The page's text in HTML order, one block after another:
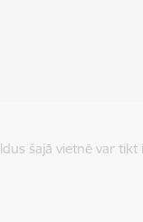
šajā vietnē var